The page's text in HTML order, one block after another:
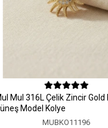
MuI 316L Çelik Zincir Gold
Model Kolye
MUBKO11196